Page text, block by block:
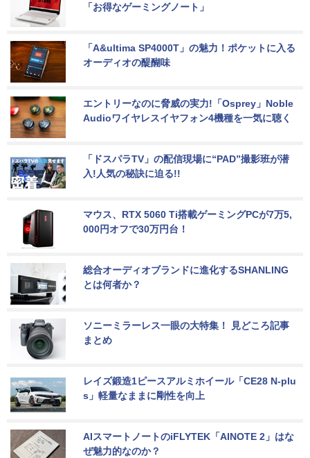
「お得なゲーミングノート」
「A&ultima SP4000T」の魅力！ポケットに入る
オーディオの醍醐味
エントリーなのに脅威の実力!「Osprey」Noble
Audioワイヤレスイヤフォン4機種を一気に聴く
「ドスパラTV」の配信現場に“PAD”撮影班が潜
入!人気の秘訣に迫る!!
マウス、RTX 5060 Ti搭載ゲーミングPCが7万5,
000円オフで30万円台！
総合オーディオブランドに進化するSHANLING
とは何者か？
ソニーミラーレス一眼の大特集！ 見どころ記事
まとめ
レイズ鍛造1ピースアルミホイール「CE28 N-plu
s」軽量なままに剛性を向上
AIスマートノートのiFLYTEK「AINOTE 2」はな
ぜ魅力的なのか？